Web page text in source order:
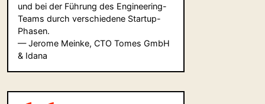
und bei der Führung des Engineering-
Teams durch verschiedene Startup-
Phasen.
— Jerome Meinke, CTO Tomes GmbH
& Idana